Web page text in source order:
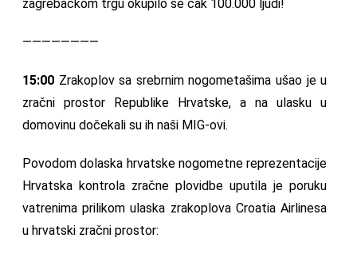
zagrebačkom trgu okupilo se čak 100.000 ljudi!
————————
15:00 Zrakoplov sa srebrnim nogometašima ušao je u
zračni prostor Republike Hrvatske, a na ulasku u
domovinu dočekali su ih naši MIG-ovi.
Povodom dolaska hrvatske nogometne reprezentacije
Hrvatska kontrola zračne plovidbe uputila je poruku
vatrenima prilikom ulaska zrakoplova Croatia Airlinesa
u hrvatski zračni prostor: